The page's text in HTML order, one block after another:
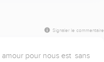
Signaler le commentaire
pour nous est  sans